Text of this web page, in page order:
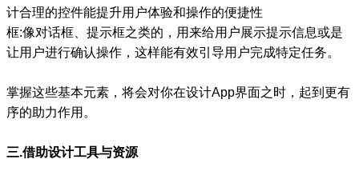
计合理的控件能提升用户体验和操作的便捷性
框:像对话框、提示框之类的，用来给用户展示提示信息或是
让用户进行确认操作，这样能有效引导用户完成特定任务。
掌握这些基本元素，将会对你在设计App界面之时，起到更有
序的助力作用。
三.借助设计工具与资源